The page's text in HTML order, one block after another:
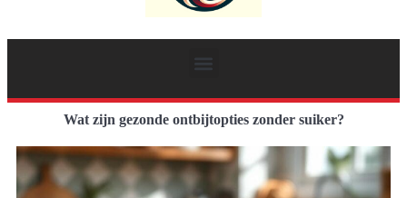
Wat zijn gezonde ontbijtopties zonder suiker?